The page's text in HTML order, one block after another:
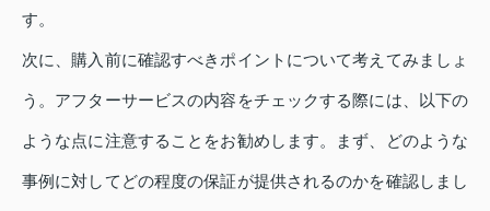
す。
次に、購入前に確認すべきポイントについて考えてみましょ
う。アフターサービスの内容をチェックする際には、以下の
ような点に注意することをお勧めします。まず、どのような
事例に対してどの程度の保証が提供されるのかを確認しまし